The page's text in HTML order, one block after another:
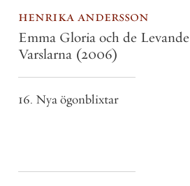
henrika andersson
Emma Gloria och de Levande
Varslarna (2006)
16. Nya ögonblixtar